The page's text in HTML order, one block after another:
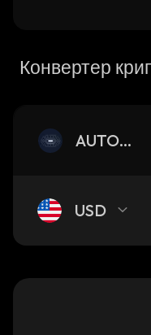
Конвертер
AUTONO
USD